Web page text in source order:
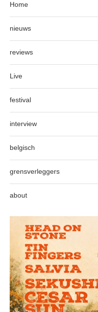
Home
nieuws
reviews
Live
festival
interview
belgisch
grensverleggers
about